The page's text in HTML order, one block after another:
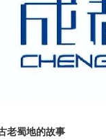
老蜀地的故事